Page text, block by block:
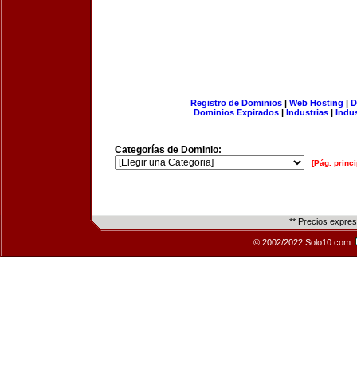
Registro de Dominios| Web Hosting |
Dominios Expirados | Industrias |
Categorías de Dominio:
[Pág.
** Precios
© 2002/2022 Solo10.com